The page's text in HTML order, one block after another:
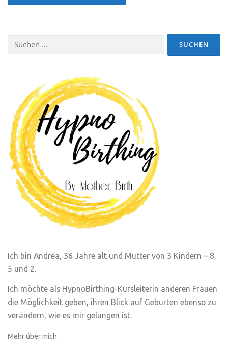
Suchen
Ich bin Andrea, 36 Jahre alt und Mutter von 3 Kindern – 8,
5 und 2.
Ich möchte als HypnoBirthing-Kursleiterin anderen Frauen
die Möglichkeit geben, ihren Blick auf Geburten ebenso zu
verändern, wie es mir gelungen ist.
Mehr über mich